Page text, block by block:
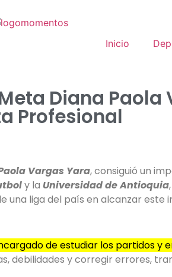
Inicio
Diana Paola
Profesional
Vargas Yara, consiguió un
y la Universidad de Antioquia
una liga del país en alcanzar este
de estudiar los partidos y
debilidades y corregir errores,